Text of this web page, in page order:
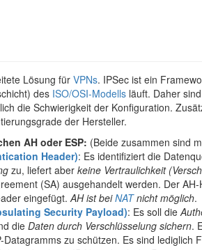
Lösung für VPNs. IPSec ist ein
des ISO/OSI-Modells läuft. Daher
die Schwierigkeit der Konfiguration.
der Hersteller.
AH oder ESP: (Beide zusammen sind
Header): Es identifiziert die
zu, liefert aber keine Vertraulichkeit
(SA) ausgehandelt werden. Der
eingefügt. AH ist beiNATnicht möglich.
Security Payload): Es soll die
dieDaten durch Verschlüsselung sichern.
Datagramms zu schützen. Es sind lediglich